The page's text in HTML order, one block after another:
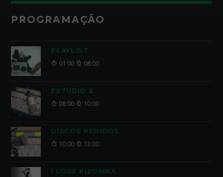
PROGRAMAÇÃO
PLAYLIST
01:00 08:00
ESTÚDIO 2
08:00 10:00
DISCOS PEDIDOS
10:00 13:00
I LOVE KIZOMBA